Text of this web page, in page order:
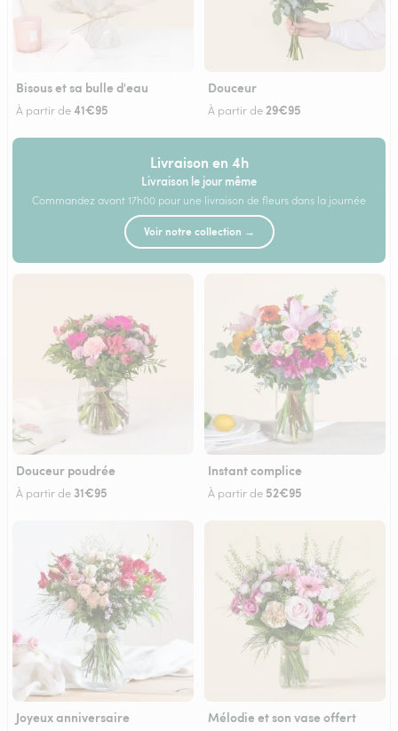
Bisous et sa bulle d'eau
À partir de41€95
Douceur
À partir de29€95
Livraison en 4h
Livraison le jour même
Commandez avant 17h00 pour une livraison de fleurs dans la journée
Voir notre collection →
Douceur poudrée
À partir de 31€95
Instant complice
À partir de 52€95
Joyeux anniversaire Mélodie et son vase offert